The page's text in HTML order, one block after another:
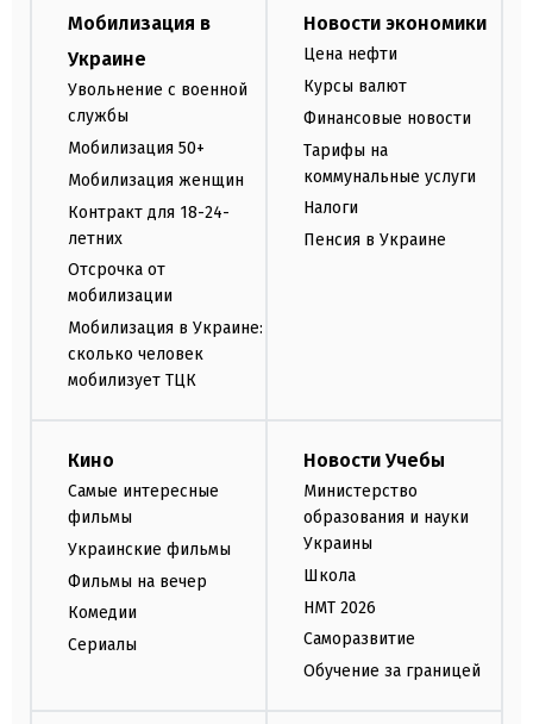
Мобилизация в
Украине
Увольнение с военной
службы
Мобилизация 50+
Мобилизация женщин
Контракт для 18-24-
летних
Отсрочка от
мобилизации
Мобилизация в Украине:
сколько человек
мобилизует ТЦК
Новости экономики
Цена нефти
Курсы валют
Финансовые новости
Тарифы на
коммунальные услуги
Налоги
Пенсия в Украине
Кино
Самые интересные
фильмы
Украинские фильмы
Фильмы на вечер
Комедии
Сериалы
Новости Учебы
Министерство
образования и науки
Украины
Школа
НМТ 2026
Саморазвитие
Обучение за границей